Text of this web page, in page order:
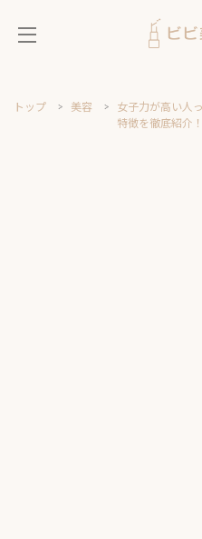
トップ 美容
女子力が高い人
特徴を徹底紹介！